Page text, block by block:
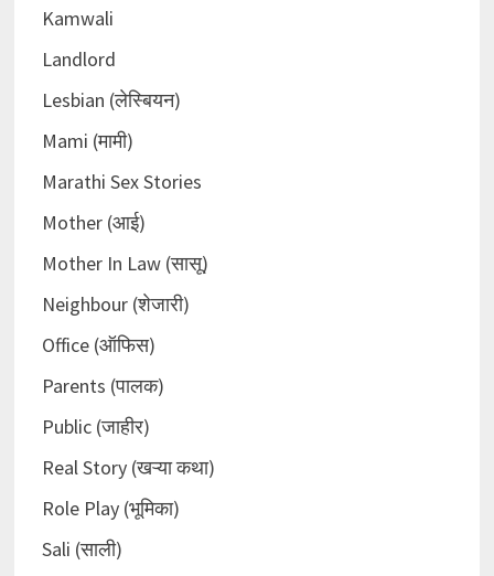
Kamwali
Landlord
Lesbian (लेस्बियन)
Mami (मामी)
Marathi Sex Stories
Mother (आई)
Mother In Law (सासू)
Neighbour (शेजारी)
Office (ऑफिस)
Parents (पालक)
Public (जाहीर)
Real Story (खऱ्या कथा)
Role Play (भूमिका)
Sali (साली)